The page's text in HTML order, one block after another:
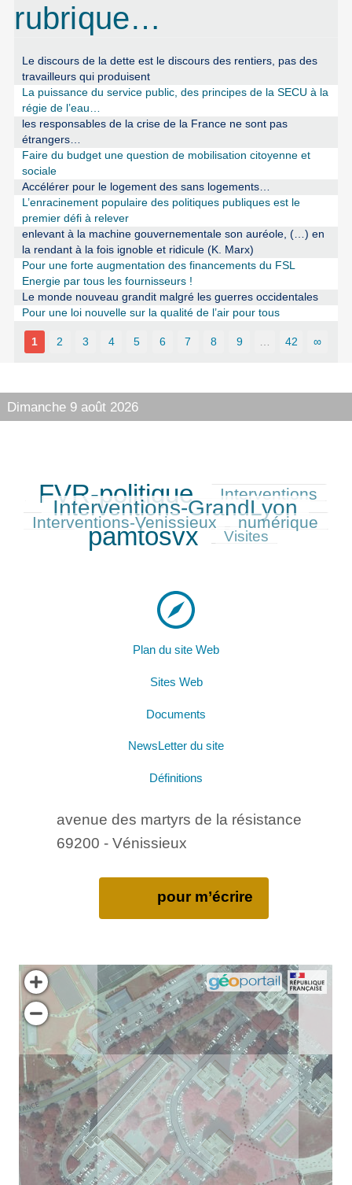
rubrique…
Le discours de la dette est le discours des rentiers, pas des
travailleurs qui produisent
La puissance du service public, des principes de la SECU à la
régie de l’eau…
les responsables de la crise de la France ne sont pas
étrangers…
Faire du budget une question de mobilisation citoyenne et
sociale
Accélérer pour le logement des sans logements…
L’enracinement populaire des politiques publiques est le
premier défi à relever
enlevant à la machine gouvernementale son auréole, (…) en
la rendant à la fois ignoble et ridicule (K. Marx)
Pour une forte augmentation des financements du FSL
Energie par tous les fournisseurs !
Le monde nouveau grandit malgré les guerres occidentales
Pour une loi nouvelle sur la qualité de l’air pour tous
1 2 3 4 5 6 7 8 9 42 ∞
Dimanche 9 août 2026
722/758
FVR-politique
334/758 Interventions
542/758
Interventions-GrandLyon
311/758
Interventions-Venissieux
307/758 numérique
758/758
pamtosvx Visites
Plan du site Web
Sites Web
Documents
NewsLetter du site
Définitions
avenue des martyrs de la résistance
69200 - Vénissieux
pour m’écrire